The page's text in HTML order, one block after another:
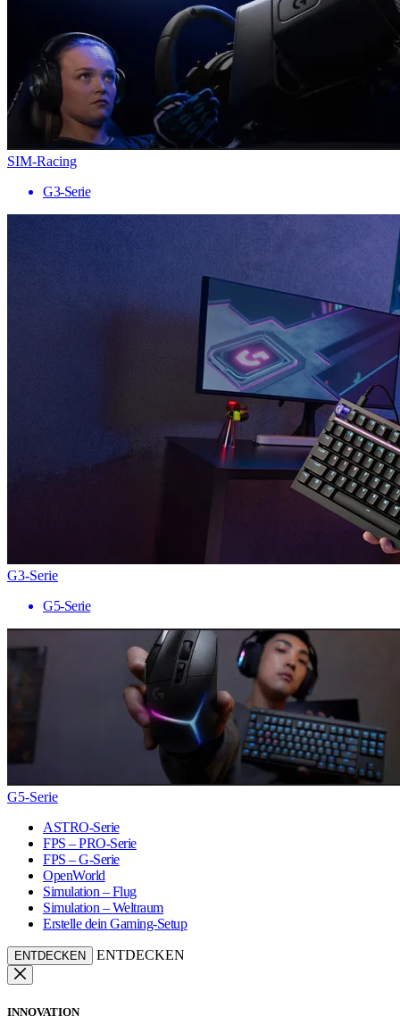
SIM-Racing
G3-Serie
G3-Serie
G5-Serie
G5-Serie
ASTRO-Serie
FPS – PRO-Serie
FPS – G-Serie
OpenWorld
Simulation – Flug
Simulation – Weltraum
Erstelle dein Gaming-Setup
ENTDECKEN ENTDECKEN
INNOVATION